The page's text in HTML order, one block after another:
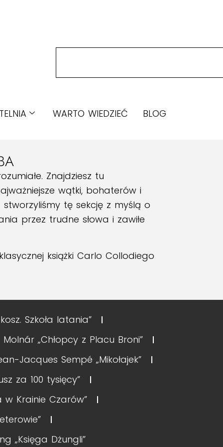
WARTO WIEDZIEĆ BLOG
Znajdziesz tu
wątki, bohaterów i
tę sekcję z myślą o
przez trudne słowa i zawiłe
książki Carlo Collodiego
Szkoła latania”
„Chłopcy z Placu Broni”
Jacques Sempé „Mikołajek”
za 100 tysięcy”
w Krainie Czarów”
„Księga Dżungli”